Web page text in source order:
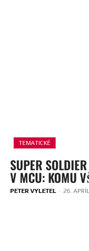
TEMATICKÉ
SUPER
V MCU: KOMU
PETER VYLETEL - 26.